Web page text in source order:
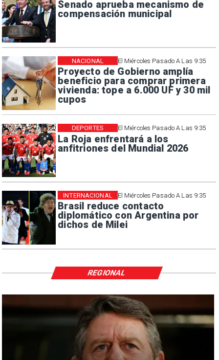
Senado aprueba mecanismo de
compensación municipal
El Miércoles Pasado A Las 9:35
Proyecto de Gobierno amplía
beneficio para comprar primera
vivienda: tope a 6.000 UF y 30 mil
cupos
NACIONAL
El Miércoles Pasado A Las 9:35
La Roja enfrentará a los
anfitriones del Mundial 2026
DEPORTES
El Miércoles Pasado A Las 9:35
Brasil reduce contacto
diplomático con Argentina por
dichos de Milei
INTERNACIONAL
REGIONAL